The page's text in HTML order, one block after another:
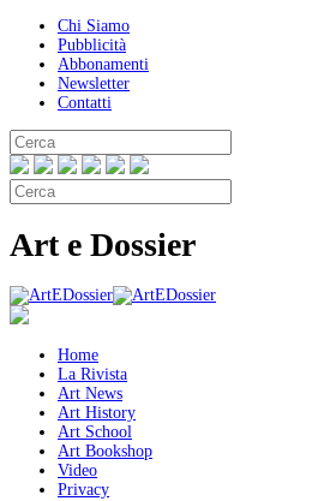
Chi Siamo
Pubblicità
Abbonamenti
Newsletter
Contatti
Art e Dossier
Home
La Rivista
Art News
Art History
Art School
Art Bookshop
Video
Privacy